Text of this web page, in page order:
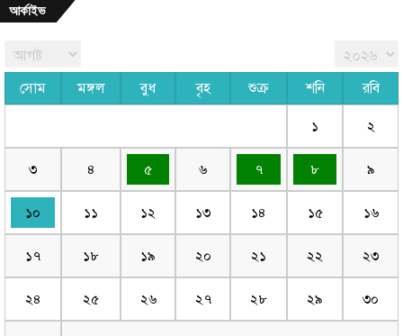
আর্কাইভ
সোম মঙ্গল বুধ বৃহ শুক্র শনি রবি
১ ২
৩ ৪ ৫ ৬ ৭ ৮ ৯
১০ ১১ ১২ ১৩ ১৪ ১৫ ১৬
১৭ ১৮ ১৯ ২০ ২১ ২২ ২৩
২৪ ২৫ ২৬ ২৭ ২৮ ২৯ ৩০